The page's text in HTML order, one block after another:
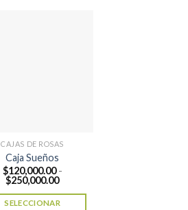
CAJAS DE ROSAS
Caja Sueños
$120,000.00 -
$250,000.00Rango
precios:
SELECCIONAR